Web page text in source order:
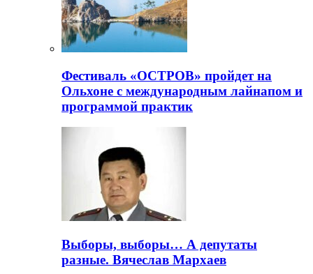
Фестиваль «ОСТРОВ» пройдет на
Ольхоне с международным лайнапом и
программой практик
Выборы, выборы… А депутаты
разные. Вячеслав Мархаев